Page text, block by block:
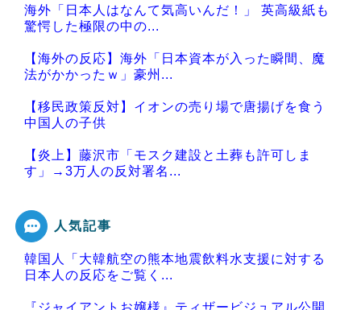
海外「日本人はなんて気高いんだ！」 英高級紙も
驚愕した極限の中の...
【海外の反応】海外「日本資本が入った瞬間、魔
法がかかったｗ」豪州...
【移民政策反対】イオンの売り場で唐揚げを食う
中国人の子供
【炎上】藤沢市「モスク建設と土葬も許可しま
す」→3万人の反対署名...
Powered by livedoor 相互RSS
人気記事
韓国人「大韓航空の熊本地震飲料水支援に対する
日本人の反応をご覧く...
『ジャイアントお嬢様』ティザービジュアル公開